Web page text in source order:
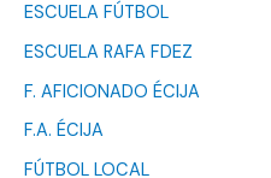
ESCUELA FÚTBOL
ESCUELA RAFA FDEZ
F. AFICIONADO ÉCIJA
F.A. ÉCIJA
FÚTBOL LOCAL